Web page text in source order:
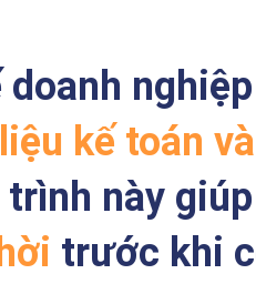
kế toán
này
trước khi